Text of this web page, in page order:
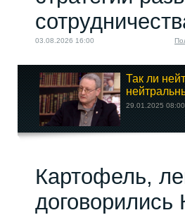
03.08.2026 16:00
Так ли
29.01.2025 08:00
Картофель,
договорились